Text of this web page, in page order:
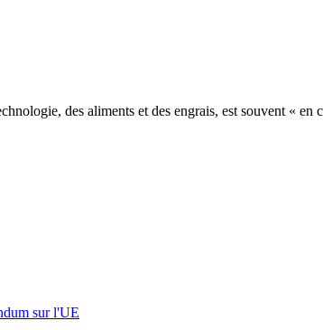
des aliments et des engrais, est souvent «
sur l'UE